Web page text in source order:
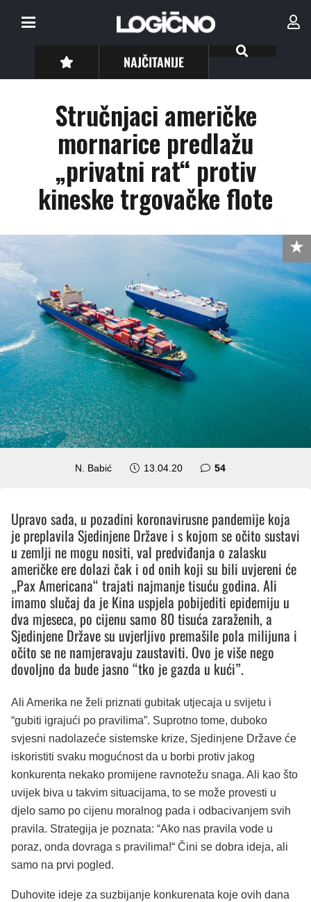
NAJČITANIJE
Stručnjaci američke
mornarice predlažu
„privatni rat“ protiv
kineske trgovačke flote
N. Babić 13.04.20 54komentara
Upravo sada, u pozadini koronavirusne pandemije koja
je preplavila Sjedinjene Države i s kojom se očito sustavi
u zemlji ne mogu nositi, val predviđanja o zalasku
američke ere dolazi čak i od onih koji su bili uvjereni će
„Pax Americana“ trajati najmanje tisuću godina. Ali
imamo slučaj da je Kina uspjela pobijediti epidemiju u
dva mjeseca, po cijenu samo 80 tisuća zaraženih, a
Sjedinjene Države su uvjerljivo premašile pola milijuna i
očito se ne namjeravaju zaustaviti. Ovo je više nego
dovoljno da bude jasno “tko je gazda u kući”.
Ali Amerika ne želi priznati gubitak utjecaja u svijetu i
“gubiti igrajući po pravilima”. Suprotno tome, duboko
svjesni nadolazeće sistemske krize, Sjedinjene Države će
iskoristiti svaku mogućnost da u borbi protiv jakog
konkurenta nekako promijene ravnotežu snaga. Ali kao što
uvijek biva u takvim situacijama, to se može provesti u
djelo samo po cijenu moralnog pada i odbacivanjem svih
pravila. Strategija je poznata: “Ako nas pravila vode u
poraz, onda dovraga s pravilima!“ Čini se dobra ideja, ali
samo na prvi pogled.
Duhovite ideje za suzbijanje konkurenata koje ovih dana